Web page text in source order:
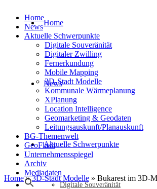
Home
News
Aktuelle Schwerpunkte
Digitale Souveränität
Home
News
Aktuelle Schwerpunkte
Digitale Souveränität
Digitaler Zwilling
Fernerkundung
Mobile Mapping
3D-Stadt Modelle
Kommunale Wärmeplanung
XPlanung
Location Intelligence
Geomarketing & Geodaten
Leitungsauskunft/Planauskunft
BG-Themenwelt
GeoFlash
Unternehmensspiegel
Archiv
Mediadaten
Home»3D-Stadt Modelle » Bukarest im 3D-